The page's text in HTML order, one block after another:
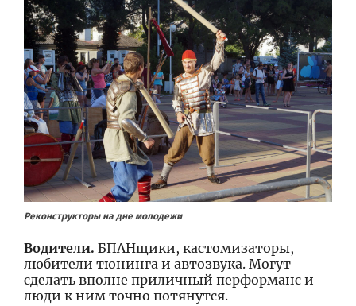
Реконструкторы на дне молодежи
Водители. БПАНщики, кастомизаторы,
любители тюнинга и автозвука. Могут
сделать вполне приличный перформанс и
люди к ним точно потянутся.